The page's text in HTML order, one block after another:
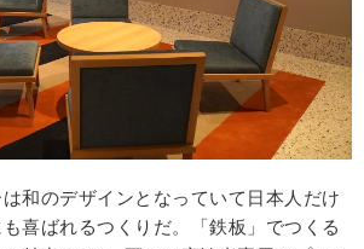
和のデザインとなっていて日本人だけ
喜ばれるつくりだ。「鉄板」でつくる